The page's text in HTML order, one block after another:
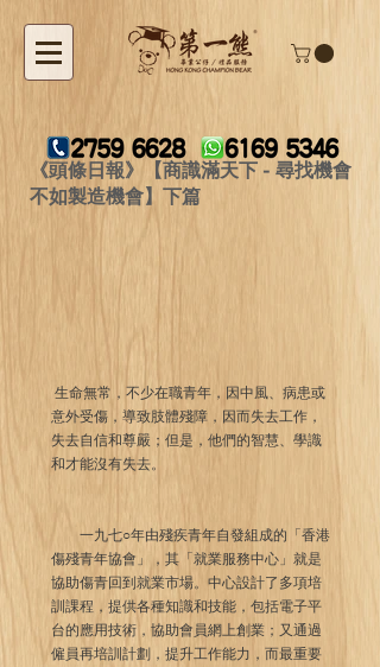
《頭條日報》【商識滿天下 - 尋找機會
不如製造機會】下篇
意外受傷，導致肢體殘障，因而失去工作，
失去自信和尊嚴；但是，他們的智慧、學識
和才能沒有失去。
一九七○年由殘疾青年自發組成的「香港
傷殘青年協會」，其「就業服務中心」就是
協助傷青回到就業市場。中心設計了多項培
訓課程，提供各種知識和技能，包括電子平
台的應用技術，協助會員網上創業；又通過
僱員再培訓計劃，提升工作能力，而最重要